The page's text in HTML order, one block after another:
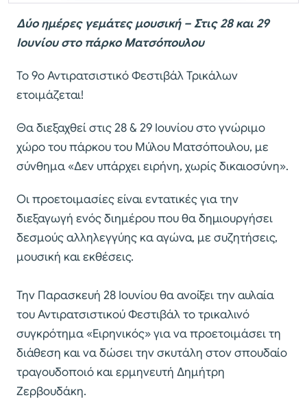
Δύο ημέρες γεμάτες μουσική – Στις 28 και 29
Ιουνίου στο πάρκο Ματσόπουλου
Το 9ο Αντιρατσιστικό Φεστιβάλ Τρικάλων
ετοιμάζεται!
Θα διεξαχθεί στις 28 & 29 Ιουνίου στο γνώριμο
χώρο του πάρκου του Μύλου Ματσόπουλου, με
σύνθημα «Δεν υπάρχει ειρήνη, χωρίς δικαιοσύνη».
Οι προετοιμασίες είναι εντατικές για την
διεξαγωγή ενός διημέρου που θα δημιουργήσει
δεσμούς αλληλεγγύης κα αγώνα, με συζητήσεις,
μουσική και εκθέσεις.
Την Παρασκευή 28 Ιουνίου θα ανοίξει την αυλαία
του Αντιρατσιστικού Φεστιβάλ το τρικαλινό
συγκρότημα «Ειρηνικός» για να προετοιμάσει τη
διάθεση και να δώσει την σκυτάλη στον σπουδαίο
τραγουδοποιό και ερμηνευτή Δημήτρη
Ζερβουδάκη.